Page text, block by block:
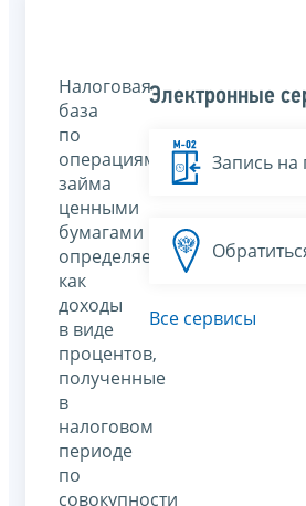
Налоговая
база
по
операциям
займа
ценными
бумагами
определяется
как
доходы
в виде
процентов,
полученные
в
налоговом
периоде
по
совокупности
Электронные
Запись
Все сервисы